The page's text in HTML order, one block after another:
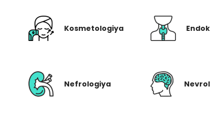
Kosmetologiya
Nefrologiya